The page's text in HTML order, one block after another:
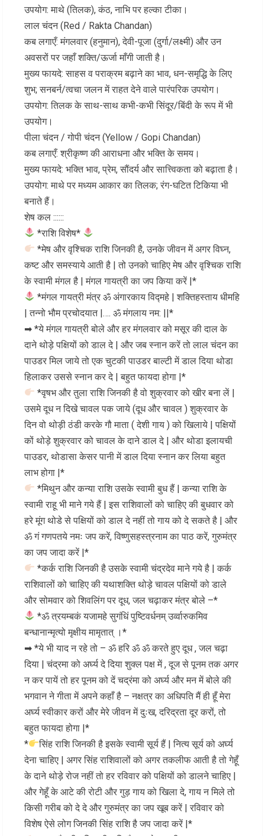
उपयोग: माथे (तिलक), कंठ, नाभि पर हल्का टीका।
लाल चंदन (Red / Rakta Chandan)
कब लगाएँ: मंगलवार (हनुमान), देवी-पूजा (दुर्गा/लक्ष्मी) और उन
अवसरों पर जहाँ शक्ति/ऊर्जा माँगी जाती है।
मुख्य फायदे: साहस व पराक्रम बढ़ाने का भाव, धन-समृद्धि के लिए
शुभ; सनबर्न/त्वचा जलन में राहत देने वाले पारंपरिक उपयोग।
उपयोग: तिलक के साथ-साथ कभी-कभी सिंदूर/बिंदी के रूप में भी
उपयोग।
पीला चंदन / गोपी चंदन (Yellow / Gopi Chandan)
कब लगाएँ: श्रीकृष्ण की आराधना और भक्ति के समय।
मुख्य फायदे: भक्ति भाव, प्रेम, सौंदर्य और सात्त्विकता को बढ़ाता है।
उपयोग: माथे पर मध्यम आकार का तिलक; रंग-घटित टिकिया भी
बनाते हैं।
शेष कल ::::::
*राशि विशेष*
*मेष और वृश्चिक राशि जिनकी है, उनके जीवन में अगर विघ्न,
कष्ट और समस्याये आती है | तो उनको चाहिए मेष और वृश्चिक राशि
के स्वामी मंगल है | मंगल गायत्री का जप किया करें |*
*मंगल गायत्री मंत्र ॐ अंगारकाय विद्महे | शक्तिहस्ताय धीमहि
| तन्नो भौम प्रचोदयात |…. ॐ मंगलाय नम: ||*
➡ *ये मंगल गायत्री बोले और हर मंगलवार को मसूर की दाल के
दाने थोड़े पक्षियों को डाल दे | और जब स्नान करें तो लाल चंदन का
पाउडर मिल जाये तो एक चुटकी पाउडर बाल्टी में डाल दिया थोडा
हिलाकर उससे स्नान कर दे | बहुत फायदा होगा |*
*वृषभ और तुला राशि जिनकी है वो शुक्रवार को खीर बना लें |
उसमे दूध न दिखे चावल पक जाये (दूध और चावल ) शुक्रवार के
दिन वो थोड़ी ठंडी करके गौ माता ( देशी गाय ) को खिलाये | पक्षियों
कों थोड़े शुक्रवार को चावल के दाने डाल दे | और थोडा इलायची
पाउडर, थोडासा केसर पानी में डाल दिया स्नान कर लिया बहुत
लाभ होगा |*
*मिथुन और कन्या राशि उसके स्वामी बुध हैं | कन्या राशि के
स्वामी राहू भी माने गये हैं | इस राशिवालों को चाहिए की बुधवार को
हरे मूंग थोडे से पक्षियों को डाल दे नहीं तो गाय को दे सकते है | और
ॐ गं गणपतये नमः जप करें, विष्णुसहस्त्रनाम का पाठ करें, गुरुमंत्र
का जप जादा करें |*
*कर्क राशि जिनकी है उसके स्वामी चंद्रदेव माने गये है | कर्क
राशिवालों को चाहिए की यथाशक्ति थोड़े चावल पक्षियों को डाले
और सोमवार को शिवलिंग पर दूध, जल चढ़ाकर मंत्र बोले –*
*ॐ त्रयम्बकं यजामहे सुगंधिं पुष्टिवर्धनम् उर्व्वारुकमिव
बन्धानान्मृत्यो मृक्षीय मामृतात् ।*
➡ *ये भी याद न रहे तो – ॐ हरि ॐ ॐ करते हुए दूध , जल चढ़ा
दिया | चंद्रमा को अर्घ्य दे दिया शुक्ल पक्ष में , दूज से पूनम तक अगर
न कर पायें तो हर पूनम को दें चद्रंमा को अर्घ्य और मन में बोले की
भगवान ने गीता में अपने कहाँ है – नक्षत्र का अधिपति मैं ही हूँ मेरा
अर्घ्य स्वीकार करों और मेरे जीवन में दुःख, दरिद्रता दूर करों, तो
बहुत फायदा होगा |*
*
सिंह राशि जिनकी है इसके स्वामी सूर्य हैं | नित्य सूर्य को अर्घ्य
देना चाहिए | अगर सिंह राशिवालों को अगर तकलीफ आती है तो गेहूँ
के दाने थोड़े रोज नहीं तो हर रविवार को पक्षियों को डालने चाहिए |
और गेहूँ के आटे की रोटी और गुड़ गाय को खिला दे, गाय न मिले तो
किसी गरीब को दे दे और गुरुमंत्र का जप खूब करें | रविवार को
विशेष ऐसे लोग जिनकी सिंह राशि है जप जादा करें |*